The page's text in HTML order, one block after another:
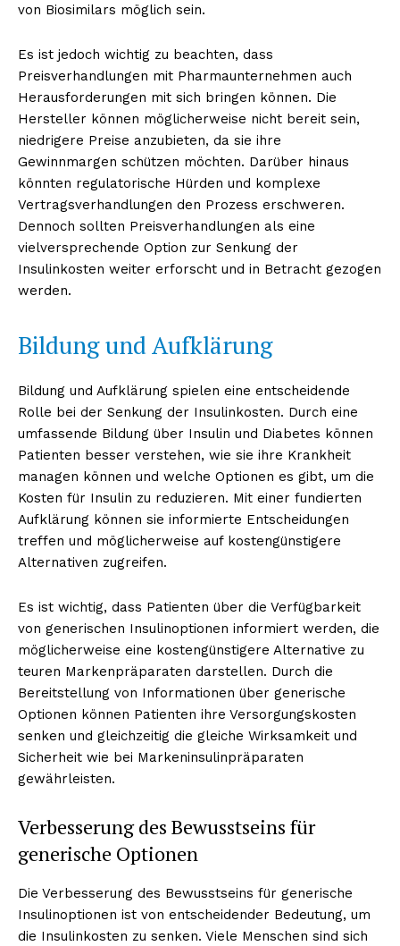
Erhalte unseren
kostenlosen Newsletter
von Biosimilars möglich sein.
Es ist jedoch wichtig zu beachten, dass
Preisverhandlungen mit Pharmaunternehmen auch
Herausforderungen mit sich bringen können. Die
Hersteller können möglicherweise nicht bereit sein,
niedrigere Preise anzubieten, da sie ihre
Gewinnmargen schützen möchten. Darüber hinaus
könnten regulatorische Hürden und komplexe
Vertragsverhandlungen den Prozess erschweren.
Dennoch sollten Preisverhandlungen als eine
vielversprechende Option zur Senkung der
Insulinkosten weiter erforscht und in Betracht gezogen
werden.
Bildung und Aufklärung
Bildung und Aufklärung spielen eine entscheidende
Rolle bei der Senkung der Insulinkosten. Durch eine
umfassende Bildung über Insulin und Diabetes können
Patienten besser verstehen, wie sie ihre Krankheit
managen können und welche Optionen es gibt, um die
Kosten für Insulin zu reduzieren. Mit einer fundierten
Aufklärung können sie informierte Entscheidungen
treffen und möglicherweise auf kostengünstigere
Alternativen zugreifen.
Es ist wichtig, dass Patienten über die Verfügbarkeit
von generischen Insulinoptionen informiert werden, die
möglicherweise eine kostengünstigere Alternative zu
teuren Markenpräparaten darstellen. Durch die
Bereitstellung von Informationen über generische
Optionen können Patienten ihre Versorgungskosten
senken und gleichzeitig die gleiche Wirksamkeit und
Sicherheit wie bei Markeninsulinpräparaten
gewährleisten.
Verbesserung des Bewusstseins für
generische Optionen
Die Verbesserung des Bewusstseins für generische
Insulinoptionen ist von entscheidender Bedeutung, um
die Insulinkosten zu senken. Viele Menschen sind sich